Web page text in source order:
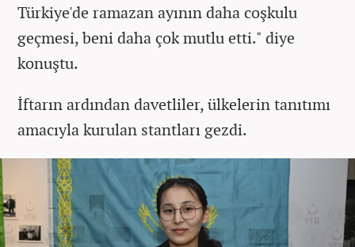
Türkiye'de ramazan ayının daha coşkulu
geçmesi, beni daha çok mutlu etti." diye
konuştu.
İftarın ardından davetliler, ülkelerin tanıtımı
amacıyla kurulan stantları gezdi.